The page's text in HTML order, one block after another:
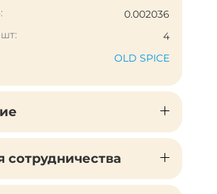
0.002036
4
OLD SPICE
сотрудничества